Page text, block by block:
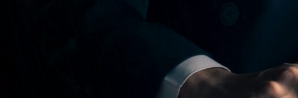
Show 9 12 18 24